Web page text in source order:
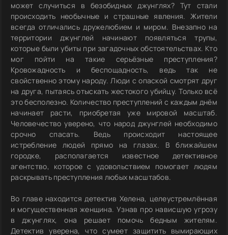
может случиться в безобидных джунглях? Тут стали
происходить необычные и страшные явления. Жители
всегда отличались дружелюбием и миром. Внезапно на
территории джунглей начинают появляться трупы,
которые были убиты при загадочных обстоятельствах. Кто
мог пойти на такие серьёзные преступления?
Кровожадность и беспощадность, ведь так не
свойственно этому народу. Люди с опаской смотрят друг
на друга, пытаясь отыскать жестокого убийцу. Только всё
это бесполезно. Количество преступлений с каждым днём
начинает расти, приобретая уже мировой масштаб.
Человечество уверено, что народ джунглей необходимо
срочно спасать. Ведь происходит настоящее
истребление людей прямо на глазах. В ближайшем
городке, располагается известное детективное
агентство, которое с удовольствием помогает людям
раскрывать преступления любых масштабов.
Во главе находится детектив Хелена, целеустремлённая
и могущественная женщина. Узнав про нависшую угрозу
в джунглях, она решает помочь бедным жителям.
Детектив уверена, что сумеет защитить вымирающих